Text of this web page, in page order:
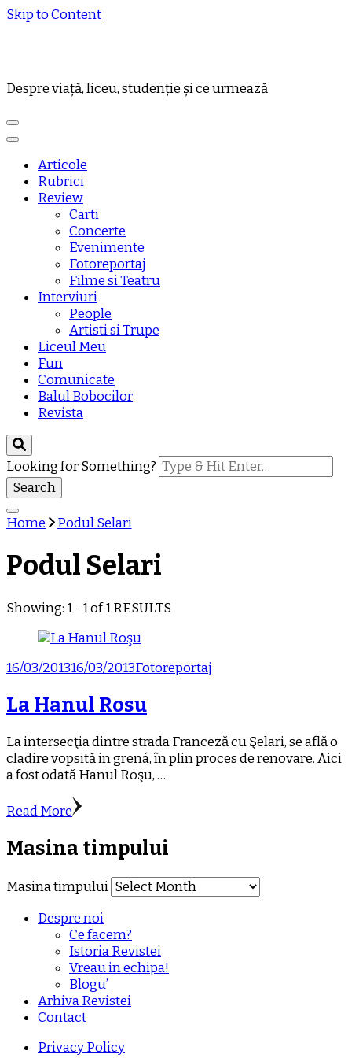
Skip to Content
Despre viață, liceu, studenție și ce urmează
Articole
Rubrici
Review
Carti
Concerte
Evenimente
Fotoreportaj
Filme si Teatru
Interviuri
People
Artisti si Trupe
Liceul Meu
Fun
Comunicate
Balul Bobocilor
Revista
Looking for Something?
Home Podul Selari
Podul Selari
Showing: 1 - 1 of 1 RESULTS
16/03/201316/03/2013Fotoreportaj
La Hanul Rosu
La intersecţia dintre strada Franceză cu Şelari, se află o
cladire vopsită in grená, în plin proces de renovare. Aici
a fost odată Hanul Roşu, …
Read More
Masina timpului
Masina timpului
Despre noi
Ce facem?
Istoria Revistei
Vreau in echipa!
Blogu’
Arhiva Revistei
Contact
Privacy Policy